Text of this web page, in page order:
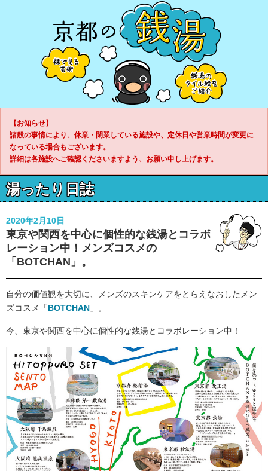
【お知らせ】
諸般の事情により、休業・閉業している施設や、定休日や営業時間が変更に
なっている場合もございます。
詳細は各施設へご確認くださいますよう、お願い申し上げます。
湯ったり日誌
2020年2月10日
東京や関西を中心に個性的な銭湯とコラボ
レーション中！メンズコスメの
「BOTCHAN」。
自分の価値観を大切に、メンズのスキンケアをとらえなおしたメン
ズコスメ「BOTCHAN 」。
今、東京や関西を中心に個性的な銭湯とコラボレーション中！